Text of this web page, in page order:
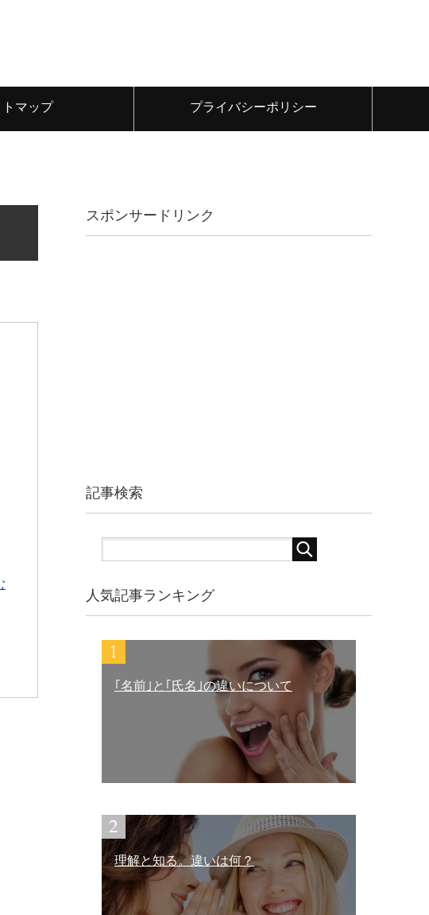
マップ プライバシーポリシー
スポンサードリンク
記事検索
人気記事ランキング
｢名前｣と｢氏名｣の違いについて
理解と知る。違いは何？